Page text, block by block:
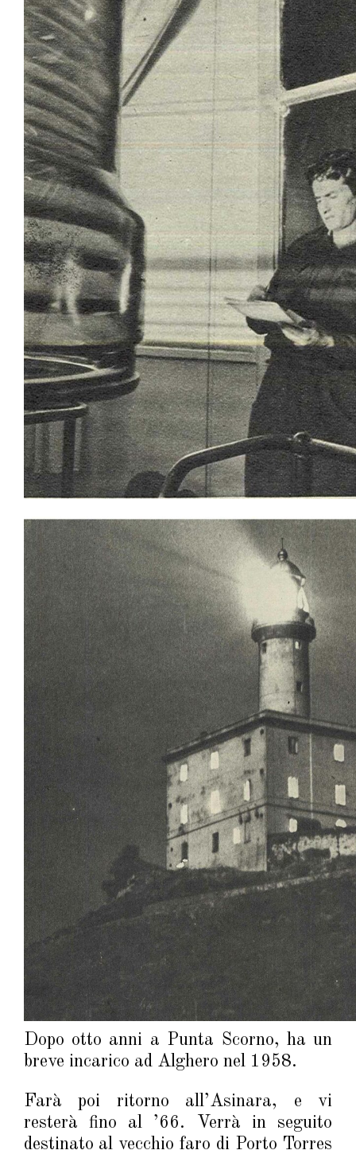
Dopo otto anni a Punta Scorno, ha un
breve incarico ad Alghero nel 1958.
Farà poi ritorno all’Asinara, e vi
resterà fino al ’66. Verrà in seguito
destinato al vecchio faro di Porto Torres